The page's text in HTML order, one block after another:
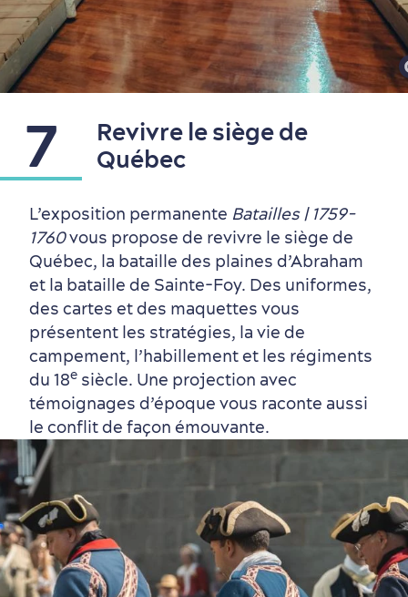
7
Revivre le siège de
Québec
L’exposition permanente Batailles | 1759-
1760vous propose de revivre le siège de
Québec, la bataille des plaines d’Abraham
et la bataille de Sainte-Foy. Des uniformes,
des cartes et des maquettes vous
présentent les stratégies, la vie de
campement, l’habillement et les régiments
du 18e siècle. Une projection avec
témoignages d’époque vous raconte aussi
le conflit de façon émouvante.